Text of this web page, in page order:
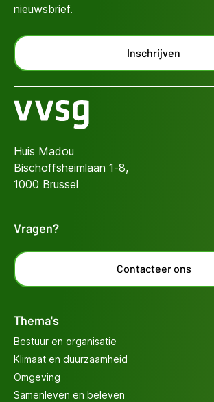
nieuwsbrief.
Inschrijven
Huis Madou
Bischoffsheimlaan 1-8,
1000 Brussel
Vragen?
Contacteer ons
Thema's
Bestuur en organisatie
Klimaat en duurzaamheid
Omgeving
Samenleven en beleven